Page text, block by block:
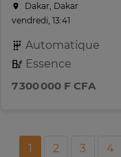
Dakar, Dakar
vendredi, 13:41
Automatique
Essence
7 300 000 F CFA
1 2 3 4